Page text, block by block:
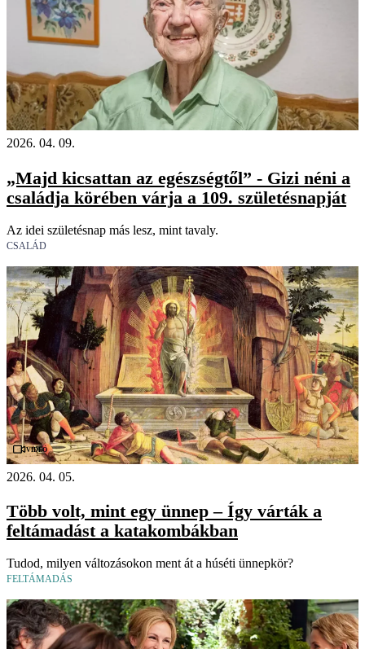
2026. 04. 09.
„Majd kicsattan az egészségtől” - Gizi néni a
családja körében várja a 109. születésnapját
Az idei születésnap más lesz, mint tavaly.
CSALÁD
Videó
2026. 04. 05.
Több volt, mint egy ünnep – Így várták a
feltámadást a katakombákban
Tudod, milyen változásokon ment át a húséti ünnepkör?
FELTÁMADÁS